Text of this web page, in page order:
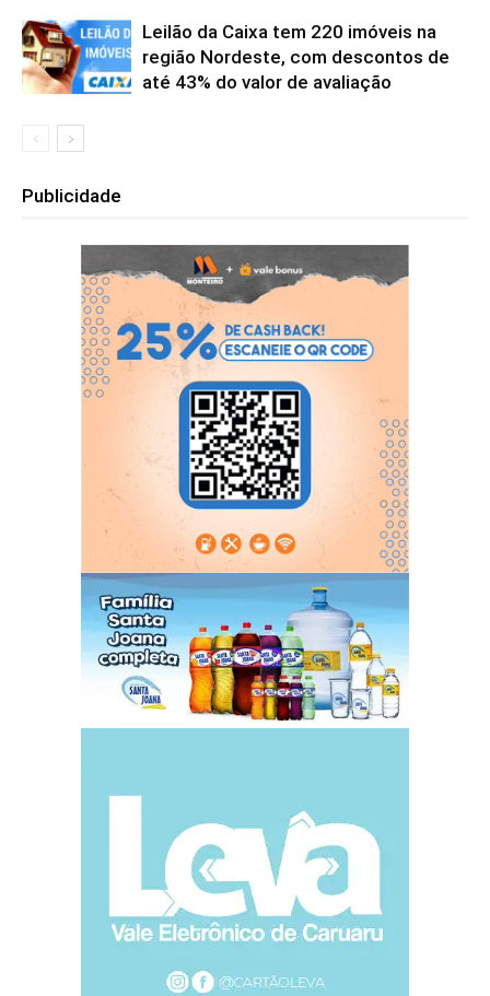
Leilão da Caixa tem 220 imóveis na
região Nordeste, com descontos de
até 43% do valor de avaliação
Publicidade